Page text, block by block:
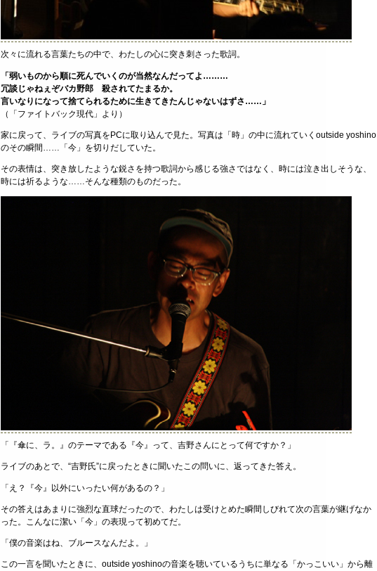
次々に流れる言葉たちの中で、わたしの心に突き刺さった歌詞。
「弱いものから順に死んでいくのが当然なんだってよ………
冗談じゃねぇぞバカ野郎 殺されてたまるか。
言いなりになって捨てられるために生きてきたんじゃないはずさ……」
（「ファイトバック現代」より）
家に戻って、ライブの写真をPCに取り込んで見た。写真は「時」の中に流れていくoutside yoshino
のその瞬間……「今」を切りだしていた。
その表情は、突き放したような鋭さを持つ歌詞から感じる強さではなく、時には泣き出しそうな、
時には祈るような……そんな種類のものだった。
「『傘に、ラ。』のテーマである『今』って、吉野さんにとって何ですか？」
ライブのあとで、“吉野氏”に戻ったときに聞いたこの問いに、返ってきた答え。
「え？『今』以外にいったい何があるの？」
その答えはあまりに強烈な直球だったので、わたしは受けとめた瞬間しびれて次の言葉が継げなか
った。こんなに潔い「今」の表現って初めてだ。
「僕の音楽はね、ブルースなんだよ。」
この一言を聞いたときに、outside yoshinoの音楽を聴いているうちに単なる「かっこいい」から離